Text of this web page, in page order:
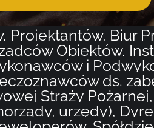
Projektantów, Biur
Obiektów,
i
ds.
Straży
urzędy),